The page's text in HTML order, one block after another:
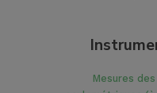
Mesures